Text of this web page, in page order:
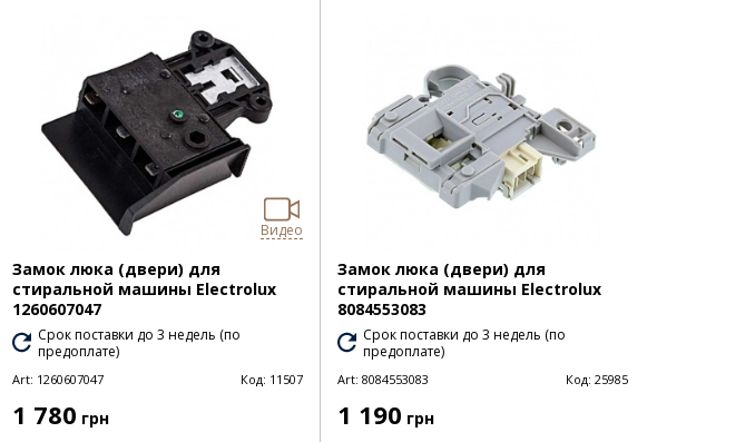
Замок люка (двери) для
стиральной машины Electrolux
1260607047
Видео
Срок поставки до 3 недель (по
предоплате)
Art: 1260607047 Код: 11507
1 780 грн
Замок люка (двери) для
стиральной машины Electrolux
8084553083
Срок поставки до 3 недель (по
предоплате)
Art: 8084553083 Код: 25985
1 190 грн